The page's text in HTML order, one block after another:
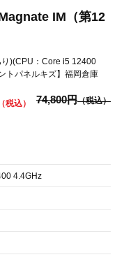
IM（第12
)(CPU：Core i5 12400
トパネルキズ】福岡倉庫
74,800円
4.4GHz